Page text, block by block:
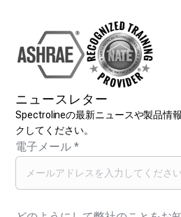
ニュースレター
Spectrolineの最新ニュースや製品情
クしてください。
電子メール*